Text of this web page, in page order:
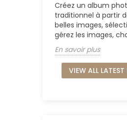
Créez un album
traditionnel à partir
belles images,
gérez les images,
En savoir plus
VIEW ALL LATEST